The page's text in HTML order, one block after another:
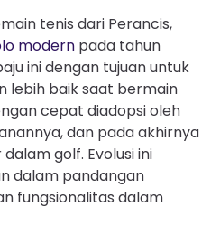
tenis dari Perancis,
modern pada tahun
ini dengan tujuan untuk
lebih baik saat bermain
cepat diadopsi oleh
dan pada akhirnya
golf. Evolusi ini
dalam pandangan
fungsionalitas dalam